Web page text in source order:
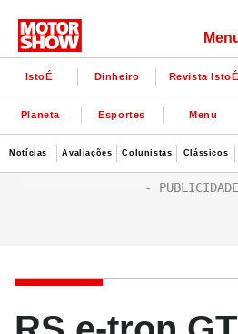
IstoÉ Dinheiro Revista IstoÉ
Planeta Esportes Menu
Notícias Avaliações Colunistas Clássicos